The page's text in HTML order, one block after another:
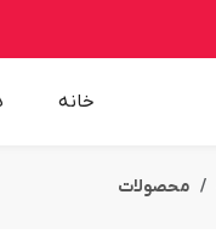
خانه
محصولات